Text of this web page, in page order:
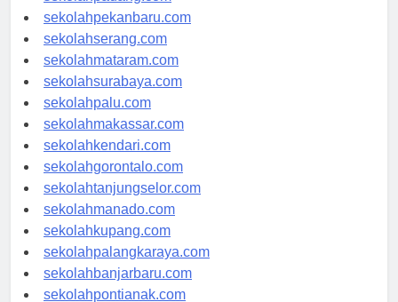
sekolahpadang.com
sekolahpekanbaru.com
sekolahserang.com
sekolahmataram.com
sekolahsurabaya.com
sekolahpalu.com
sekolahmakassar.com
sekolahkendari.com
sekolahgorontalo.com
sekolahtanjungselor.com
sekolahmanado.com
sekolahkupang.com
sekolahpalangkaraya.com
sekolahbanjarbaru.com